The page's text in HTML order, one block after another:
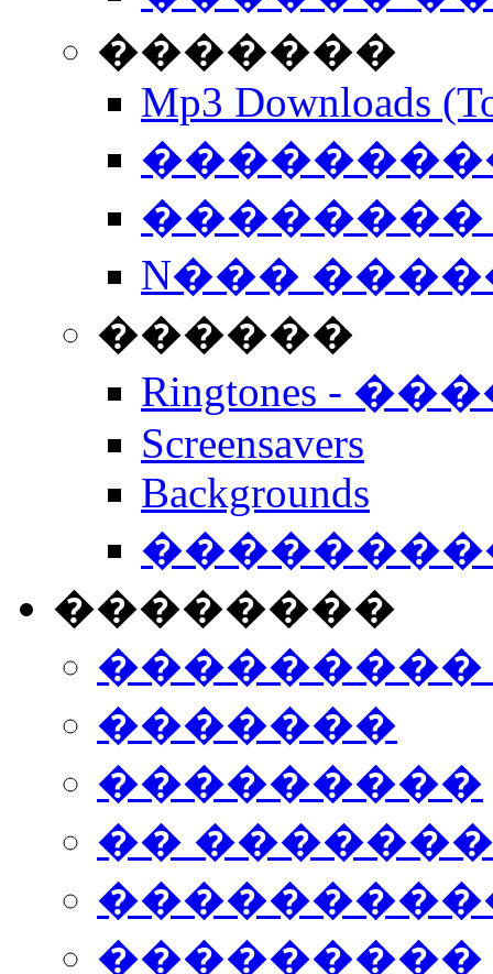
�������
Mp3 Downloads
��������
N���
������
Ringtones -
Screensavers
Backgrounds
��������
���������
�������
���������
��
���������